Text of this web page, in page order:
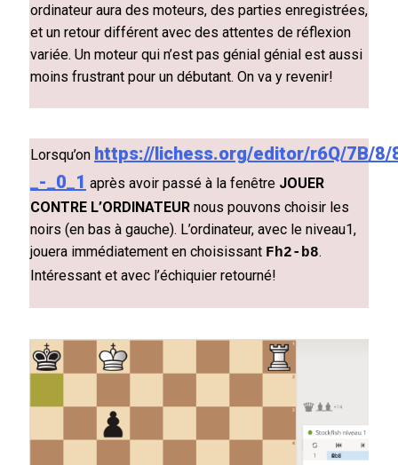
ordinateur aura des moteurs, des parties enregistrées,
et un retour différent avec des attentes de réflexion
variée. Un moteur qui n’est pas génial génial est aussi
moins frustrant pour un débutant. On va y revenir!
Lorsqu’on https://lichess.org/editor/r6Q/7B/8/
_-_0_1 après avoir passé à la fenêtre JOUER
CONTRE L’ORDINATEUR nous pouvons choisir les
noirs (en bas à gauche). L’ordinateur, avec le niveau1,
jouera immédiatement en choisissant Fh2-b8.
Intéressant et avec l’échiquier retourné!